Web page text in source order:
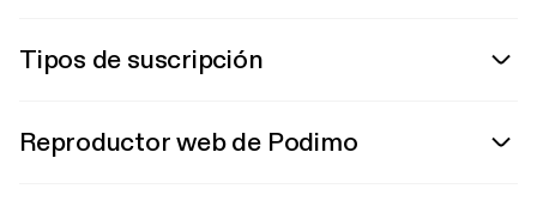
Tipos de suscripción
Reproductor web de Podimo